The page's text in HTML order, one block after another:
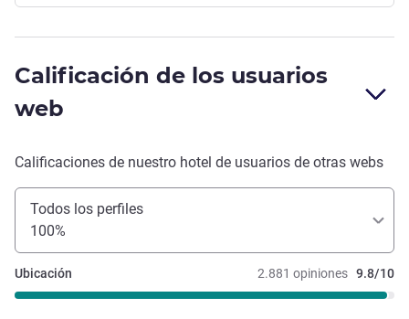
Calificación de los usuarios
web
Calificaciones de nuestro hotel de usuarios de otras webs
Todos los perfiles
100%
2.881 opiniones 9.8/10
Ubicación